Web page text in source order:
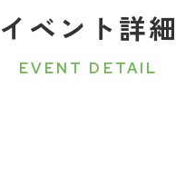
イベント詳細
EVENT DETAIL